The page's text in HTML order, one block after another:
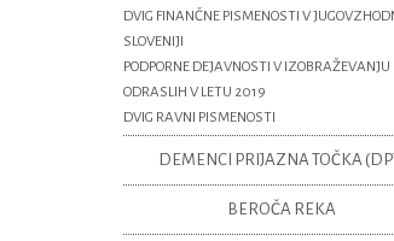
DVIG FINANČNE PISMENOSTI V
SLOVENIJI
PODPORNE DEJAVNOSTI V IZOBRAŽEVANJU
ODRASLIH V LETU 2019
DVIG RAVNI PISMENOSTI
DEMENCI PRIJAZNA TOČKA
BEROČA REKA